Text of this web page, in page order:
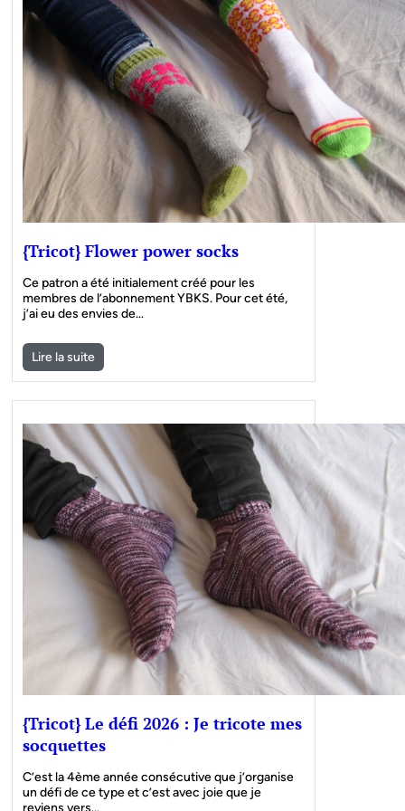
{Tricot} Flower power socks
Ce patron a été initialement créé pour les
membres de l’abonnement YBKS. Pour cet été,
j’ai eu des envies de…
Lire la suite
{Tricot} Le défi 2026 : Je tricote mes
socquettes
C’est la 4ème année consécutive que j’organise
un défi de ce type et c’est avec joie que je
reviens vers…